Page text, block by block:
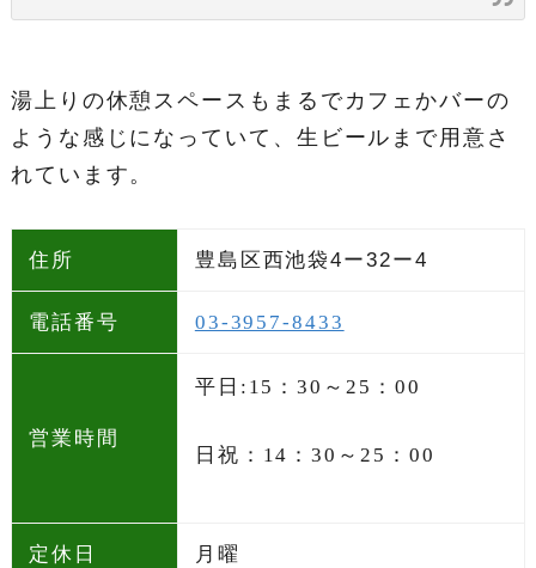
湯上りの休憩スペースもまるでカフェかバーの
ような感じになっていて、生ビールまで用意さ
れています。
住所 豊島区西池袋4ー32ー4
電話番号 03-3957-8433
営業時間
平日:15：30～25：00
日祝：14：30～25：00
定休日 月曜